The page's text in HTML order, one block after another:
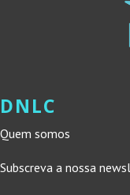
DNLC
Quem somos
Subscreva a nossa